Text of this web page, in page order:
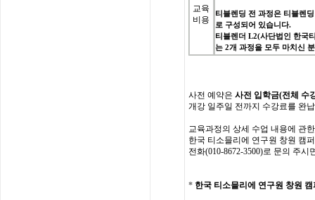
교육
비용
티블렌딩 전 과정은 티블렌딩
로 구성되어 있습니다.
티블렌더 L2(사단법인 한국
는 2개 과정을 모두 마치신
사전 예약은 사전 입학금(전체 수
개강 일주일 전까지 수강료를 완
교육과정의 상세 수업 내용에 관한
한국 티소믈리에 연구원 창원 캠
전화(010-8672-3500)로 문의 주시
* 한국 티소믈리에 연구원 창원 캠